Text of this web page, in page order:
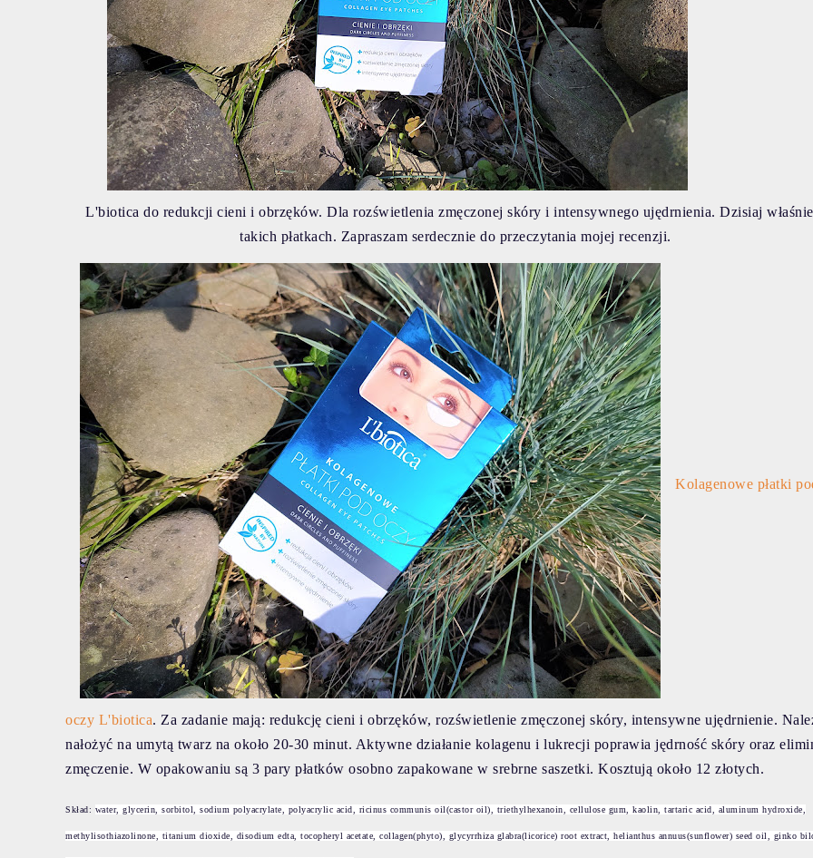
L'biotica do redukcji cieni i obrzęków. Dla rozświetlenia zmęczonej skóry i intensywnego ujędrnienia. Dzisiaj
takich płatkach. Zapraszam serdecznie do przeczytania mojej recenzji.
Kolagenowe płatki
oczy L'biotica. Za zadanie mają: redukcję cieni i obrzęków, rozświetlenie zmęczonej skóry, intensywne ujędrnienie.
nałożyć na umytą twarz na około 20-30 minut. Aktywne działanie kolagenu i lukrecji poprawia jędrność skóry oraz
zmęczenie. W opakowaniu są 3 pary płatków osobno zapakowane w srebrne saszetki. Kosztują około 12 złotych.
Skład: water, glycerin, sorbitol, sodium polyacrylate, polyacrylic acid, ricinus communis oil(castor oil), triethylhexanoin, cellulose gum, kaolin, tartaric acid, aluminum hydroxide,
methylisothiazolinone, titanium dioxide, disodium edta, tocopheryl acetate, collagen(phyto), glycyrrhiza glabra(licorice) root extract, helianthus annuus(sunflower) seed oil, ginko